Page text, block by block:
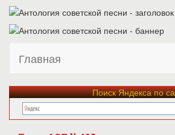
Главная
Поиск Яндекса по